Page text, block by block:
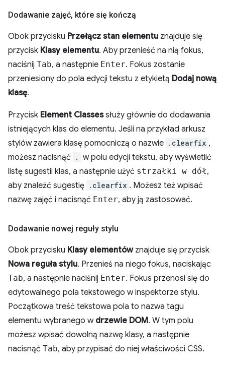
Dodawanie zajęć, które się kończą
Obok przycisku Przełącz stan elementu znajduje się
przycisk Klasy elementu. Aby przenieść na nią fokus,
naciśnij Tab, a następnie Enter. Fokus zostanie
przeniesiony do pola edycji tekstu z etykietą Dodaj nową
klasę.
Przycisk Element Classessłuży głównie do dodawania
istniejących klas do elementu. Jeśli na przykład arkusz
stylów zawiera klasę pomocniczą o nazwie .clearfix ,
możesz nacisnąć
. w polu edycji tekstu, aby wyświetlić
listę sugestii klas, a następnie użyć strzałki w dół,
aby znaleźć sugestię .clearfix . Możesz też wpisać
nazwę zajęć i nacisnąć Enter, aby ją zastosować.
Dodawanie nowej reguły stylu
Obok przycisku Klasy elementówznajduje się przycisk
Nowa reguła stylu. Przenieś na niego fokus, naciskając
Tab, a następnie naciśnij Enter. Fokus przenosi się do
edytowalnego pola tekstowego w inspektorze stylu.
Początkowa treść tekstowa pola to nazwa tagu
elementu wybranego w drzewie DOM. W tym polu
możesz wpisać dowolną nazwę klasy, a następnie
nacisnąć Tab, aby przypisać do niej właściwości CSS.